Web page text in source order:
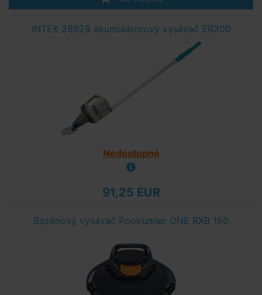
INTEX 28628 akumulátorový vysávač ZR200
Nedostupné
91,25 EUR
Bazénový vysávač Poolrunner ONE RXB 150